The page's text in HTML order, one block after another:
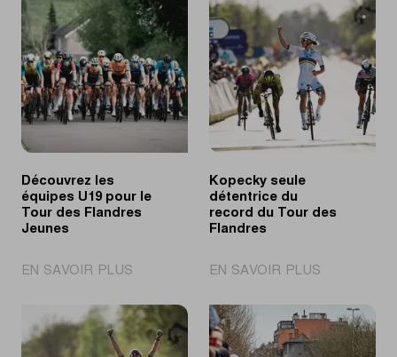
Découvrez les
équipes U19 pour le
Tour des Flandres
Jeunes
EN SAVOIR PLUS
les
équipes
U19
Kopecky seule
détentrice du
record du Tour des
Flandres
EN SAVOIR PLUS
seule
détentrice
du